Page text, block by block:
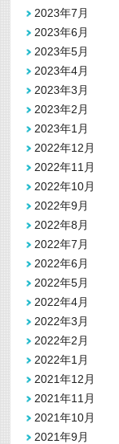
2023年7月
2023年6月
2023年5月
2023年4月
2023年3月
2023年2月
2023年1月
2022年12月
2022年11月
2022年10月
2022年9月
2022年8月
2022年7月
2022年6月
2022年5月
2022年4月
2022年3月
2022年2月
2022年1月
2021年12月
2021年11月
2021年10月
2021年9月